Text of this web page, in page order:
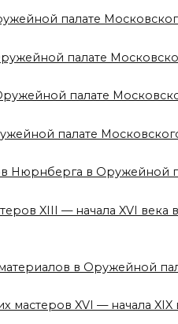
палате
палате
палате
палате
Нюрнберга в Оружейной
XIII — начала XVI
в Оружейной
XVI — начала